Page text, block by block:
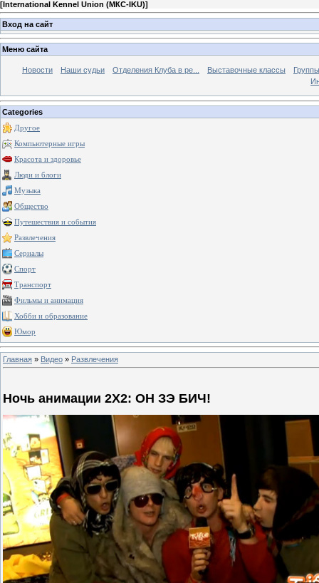
[International Kennel Union (МКС-IKU)]
Вход на сайт
Меню сайта
Новости Наши судьи Отделения Клуба в ре... Выставочные классы
Categories
Другое
Компьютерные игры
Красота и здоровье
Люди и блоги
Музыка
Общество
Путешествия и события
Развлечения
Сериалы
Спорт
Транспорт
Фильмы и анимация
Хобби и образование
Юмор
Главная » Видео » Развлечения
Ночь анимации 2Х2: ОН ЗЭ БИЧ!